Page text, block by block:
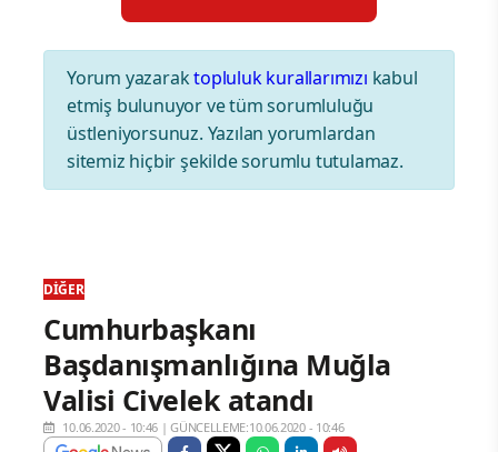
Yorum yazaraktopluluk kurallarımızı kabul
etmiş bulunuyor ve tüm sorumluluğu
üstleniyorsunuz. Yazılan yorumlardan
sitemiz hiçbir şekilde sorumlu tutulamaz.
DIĞER
Cumhurbaşkanı
Başdanışmanlığına Muğla
Valisi Civelek atandı
10.06.2020 - 10:46 |GÜNCELLEME:10.06.2020 - 10:46